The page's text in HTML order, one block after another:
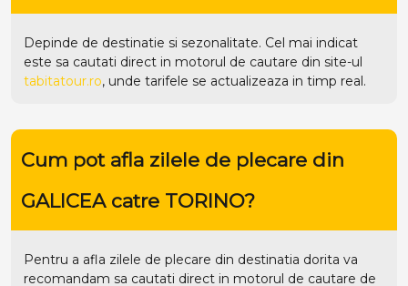
Pentru a afla zilele de plecare din destinatia dorita va
recomandam sa cautati direct in motorul de cautare de
pe homepage-ul site-ului sitesau sa sunati la cea mai
apropiata agentie Tabita Tour
Ce acte sunt necesare pentru
plecarea cu autocarul din GALICEA
catre TORINO?